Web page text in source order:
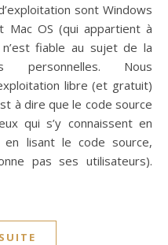
sont Windows
OS (qui appartient à
fiable au sujet de la
personnelles. Nous
libre (et gratuit)
à dire que le code source
qui s’y connaissent en
en lisant le code source,
pas ses utilisateurs).